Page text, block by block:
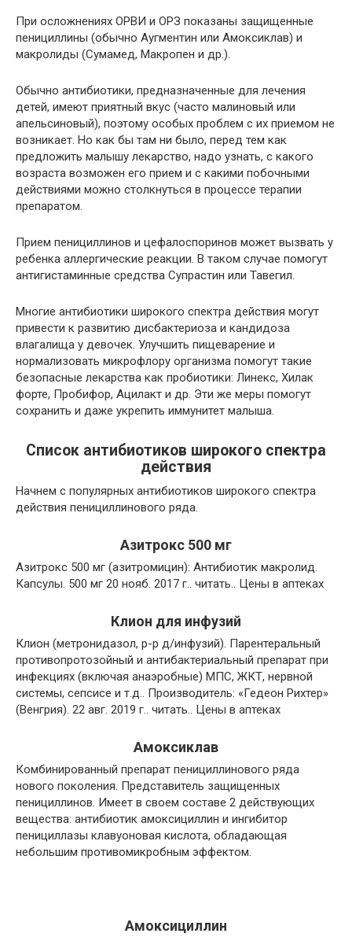
При осложнениях ОРВИ и ОРЗ показаны защищенные
пенициллины (обычно Аугментин или Амоксиклав) и
макролиды (Сумамед, Макропен и др.).
Обычно антибиотики, предназначенные для лечения
детей, имеют приятный вкус (часто малиновый или
апельсиновый), поэтому особых проблем с их приемом не
возникает. Но как бы там ни было, перед тем как
предложить малышу лекарство, надо узнать, с какого
возраста возможен его прием и с какими побочными
действиями можно столкнуться в процессе терапии
препаратом.
Прием пенициллинов и цефалоспоринов может вызвать у
ребенка аллергические реакции. В таком случае помогут
антигистаминные средства Супрастин или Тавегил.
Многие антибиотики широкого спектра действия могут
привести к развитию дисбактериоза и кандидоза
влагалища у девочек. Улучшить пищеварение и
нормализовать микрофлору организма помогут такие
безопасные лекарства как пробиотики: Линекс, Хилак
форте, Пробифор, Ацилакт и др. Эти же меры помогут
сохранить и даже укрепить иммунитет малыша.
Список антибиотиков широкого спектра
действия
Начнем с популярных антибиотиков широкого спектра
действия пенициллинового ряда.
Азитрокс 500 мг
Азитрокс 500 мг (азитромицин): Антибиотик макролид.
Капсулы. 500 мг 20 нояб. 2017 г.. читать.. Цены в аптеках
Клион для инфузий
Клион (метронидазол, р-р д/инфузий). Парентеральный
противопротозойный и антибактериальный препарат при
инфекциях (включая анаэробные) МПС, ЖКТ, нервной
системы, сепсисе и т.д.. Производитель: «Гедеон Рихтер»
(Венгрия). 22 авг. 2019 г.. читать.. Цены в аптеках
Амоксиклав
Комбинированный препарат пенициллинового ряда
нового поколения. Представитель защищенных
пенициллинов. Имеет в своем составе 2 действующих
вещества: антибиотик амоксициллин и ингибитор
пенициллазы клавуоновая кислота, обладающая
небольшим противомикробным эффектом.
Амоксициллин